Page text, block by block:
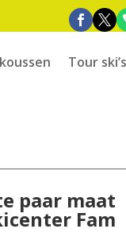
Tour
paar maat
Fam